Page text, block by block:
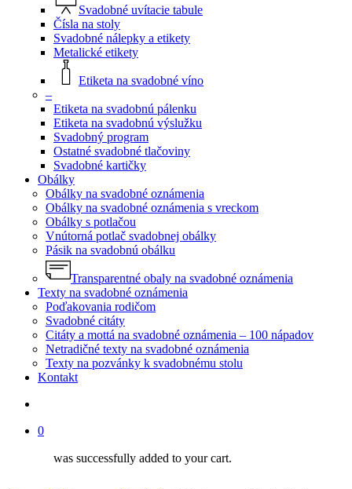
Svadobné uvítacie tabule
Čísla na stoly
Svadobné nálepky a etikety
Metalické etikety
Etiketa na svadobné víno
–
Etiketa na svadobnú pálenku
Etiketa na svadobnú výslužku
Svadobný program
Ostatné svadobné tlačoviny
Svadobné kartičky
Obálky
Obálky na svadobné oznámenia
Obálky na svadobné oznámenia s vreckom
Obálky s potlačou
Vnútorná potlač svadobnej obálky
Pásik na svadobnú obálku
Transparentné obaly na svadobné oznámenia
Texty na svadobné oznámenia
Poďakovania rodičom
Svadobné citáty
Citáty a mottá na svadobné oznámenia – 100 nápadov
Netradičné texty na svadobné oznámenia
Texty na pozvánky k svadobnému stolu
Kontakt
0
was successfully added to your cart.